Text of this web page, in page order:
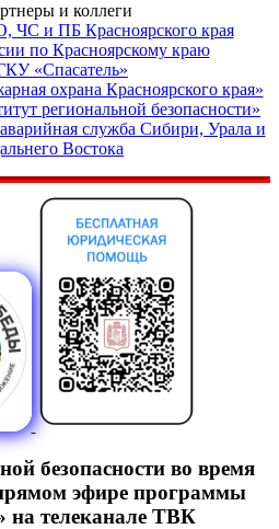
и коллеги
ЧС и ПБ Красноярского края
по Красноярскому краю
«Спасатель»
охрана Красноярского края»
региональной безопасности»
служба Сибири, Урала и
Востока
безопасности во время
эфире программы
на телеканале ТВК